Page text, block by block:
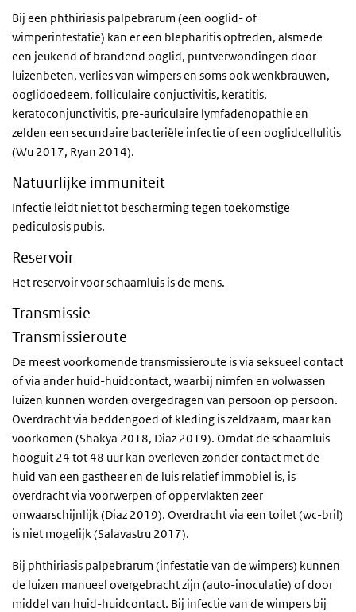
Bij een phthiriasis palpebrarum (een ooglid- of
wimperinfestatie) kan er een blepharitis optreden, alsmede
een jeukend of brandend ooglid, puntverwondingen door
luizenbeten, verlies van wimpers en soms ook wenkbrauwen,
ooglidoedeem, folliculaire conjuctivitis, keratitis,
keratoconjunctivitis, pre-auriculaire lymfadenopathie en
zelden een secundaire bacteriële infectie of een ooglidcellulitis
(Wu 2017, Ryan 2014).
Natuurlijke immuniteit
Infectie leidt niet tot bescherming tegen toekomstige
pediculosis pubis.
Reservoir
Het reservoir voor schaamluis is de mens.
Transmissie
Transmissieroute
De meest voorkomende transmissieroute is via seksueel contact
of via ander huid-huidcontact, waarbij nimfen en volwassen
luizen kunnen worden overgedragen van persoon op persoon.
Overdracht via beddengoed of kleding is zeldzaam, maar kan
voorkomen (Shakya 2018, Diaz 2019). Omdat de schaamluis
hooguit 24 tot 48 uur kan overleven zonder contact met de
huid van een gastheer en de luis relatief immobiel is, is
overdracht via voorwerpen of oppervlakten zeer
onwaarschijnlijk (Diaz 2019). Overdracht via een toilet (wc-bril)
is niet mogelijk (Salavastru 2017).
Bij phthiriasis palpebrarum (infestatie van de wimpers) kunnen
de luizen manueel overgebracht zijn (auto-inoculatie) of door
middel van huid-huidcontact. Bij infectie van de wimpers bij